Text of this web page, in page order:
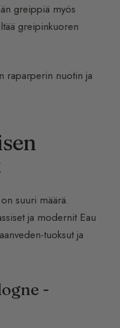
greippiä myös
greipinkuoren
raparperin nuotin ja
suuri määrä.
ja modernit Eau
tuoksut ja
-